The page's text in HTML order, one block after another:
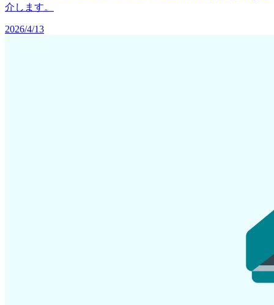
介します。
2026/4/13